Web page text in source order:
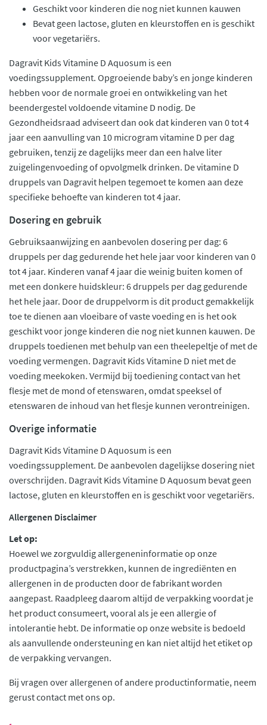
Geschikt voor kinderen die nog niet kunnen kauwen
Bevat geen lactose, gluten en kleurstoffen en is geschikt
voor vegetariërs.
Dagravit Kids Vitamine D Aquosum is een
voedingssupplement. Opgroeiende baby’s en jonge kinderen
hebben voor de normale groei en ontwikkeling van het
beendergestel voldoende vitamine D nodig. De
Gezondheidsraad adviseert dan ook dat kinderen van 0 tot 4
jaar een aanvulling van 10 microgram vitamine D per dag
gebruiken, tenzij ze dagelijks meer dan een halve liter
zuigelingenvoeding of opvolgmelk drinken. De vitamine D
druppels van Dagravit helpen tegemoet te komen aan deze
specifieke behoefte van kinderen tot 4 jaar.
Dosering en gebruik
Gebruiksaanwijzing en aanbevolen dosering per dag: 6
druppels per dag gedurende het hele jaar voor kinderen van 0
tot 4 jaar. Kinderen vanaf 4 jaar die weinig buiten komen of
met een donkere huidskleur: 6 druppels per dag gedurende
het hele jaar. Door de druppelvorm is dit product gemakkelijk
toe te dienen aan vloeibare of vaste voeding en is het ook
geschikt voor jonge kinderen die nog niet kunnen kauwen. De
druppels toedienen met behulp van een theelepeltje of met de
voeding vermengen. Dagravit Kids Vitamine D niet met de
voeding meekoken. Vermijd bij toediening contact van het
flesje met de mond of etenswaren, omdat speeksel of
etenswaren de inhoud van het flesje kunnen verontreinigen.
Overige informatie
Dagravit Kids Vitamine D Aquosum is een
voedingssupplement. De aanbevolen dagelijkse dosering niet
overschrijden. Dagravit Kids Vitamine D Aquosum bevat geen
lactose, gluten en kleurstoffen en is geschikt voor vegetariërs.
Allergenen Disclaimer
Let op:
Hoewel we zorgvuldig allergeneninformatie op onze
productpagina’s verstrekken, kunnen de ingrediënten en
allergenen in de producten door de fabrikant worden
aangepast. Raadpleeg daarom altijd de verpakking voordat je
het product consumeert, vooral als je een allergie of
intolerantie hebt. De informatie op onze website is bedoeld
als aanvullende ondersteuning en kan niet altijd het etiket op
de verpakking vervangen.
Bij vragen over allergenen of andere productinformatie, neem
gerust contact met ons op.